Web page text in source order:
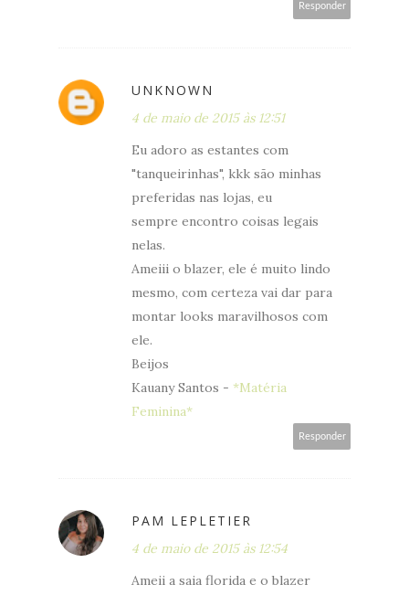
Responder
UNKNOWN
4 de maio de 2015 às 12:51
Eu adoro as estantes com
"tanqueirinhas", kkk são minhas
preferidas nas lojas, eu
sempre encontro coisas legais
nelas.
Ameiii o blazer, ele é muito lindo
mesmo, com certeza vai dar para
montar looks maravilhosos com
ele.
Beijos
Kauany Santos - *Matéria
Feminina*
Responder
PAM LEPLETIER
4 de maio de 2015 às 12:54
Ameii a saia florida e o blazer